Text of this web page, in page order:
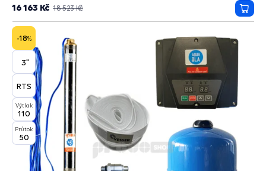
18 523 Kč
16 163 Kč
do
-18%
3"
RTS
Výtlak
110
Průtok
50